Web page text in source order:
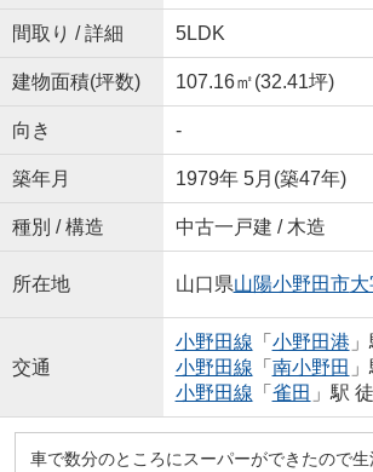
間取り / 詳細 5LDK
建物面積(坪数) 107.16㎡(32.41坪)
向き -
築年月 1979年 5月(築47年)
種別 / 構造 中古一戸建 / 木造
所在地 山口県山陽小野田市大
交通
小野田線 「 小野田港
小野田線 「 南小野田
小野田線 「 雀田 」駅
車で数分のところにスーパーができたので生